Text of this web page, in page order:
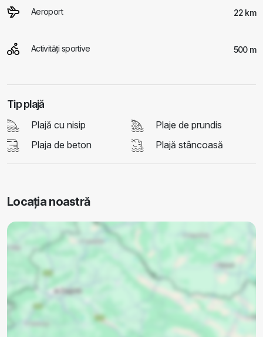
Aeroport 22 km
Activităţi sportive 500 m
Tip plajă
Plajă cu nisip
Plaje de prundis
Plaja de beton
Plajă stâncoasă
Locația noastră